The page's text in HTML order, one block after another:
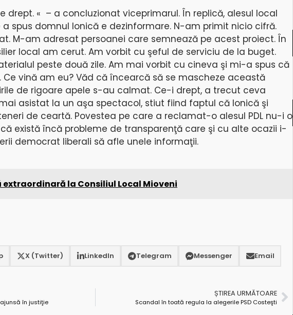
drept. « – a concluzionat viceprimarul. În replică, alesul local
a spus domnul Ionică e dezinformare. N-am primit nicio cifră.
M-am adresat persoanei care semnează pe acest proiect. În
local am cerut. Am vorbit cu şeful de serviciu de la buget.
peste două zile. Am mai vorbit cu cineva şi mi-a spus că
vină am eu? Văd că încearcă să se mascheze această
de rigoare apele s-au calmat. Ce-i drept, a trecut ceva
asistat la un aşa spectacol, stiut fiind faptul că Ionică şi
de ceartă. Povestea pe care a reclamat-o alesul PDL nu-i o
există încă probleme de transparenţă care şi cu alte ocazii i-
democrat liberali să afle unele informaţii.
extraordinară la Consiliul Local Mioveni
X (Twitter) LinkedIn Telegram Messenger Email
în justiţie
ȘTIREA URMĂTOARE
Scandal în toată regula la alegerile PSD Costeşti